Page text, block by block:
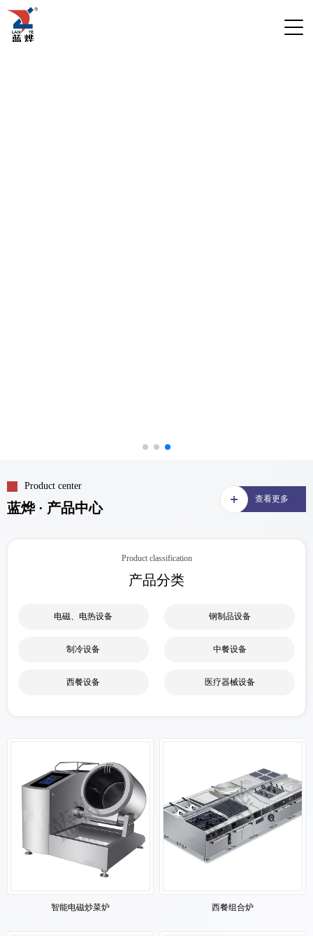
Product center
蓝烨 · 产品中心
查看更多
Product classification
产品分类
电磁、电热设备 钢制品设备
制冷设备 中餐设备
西餐设备 医疗器械设备
智能电磁炒菜炉 西餐组合炉